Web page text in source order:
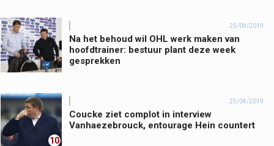
25/04/2019
Na het behoud wil OHL werk maken van
hoofdtrainer: bestuur plant deze week
gesprekken
10
25/04/2019
Coucke ziet complot in interview
Vanhaezebrouck, entourage Hein countert